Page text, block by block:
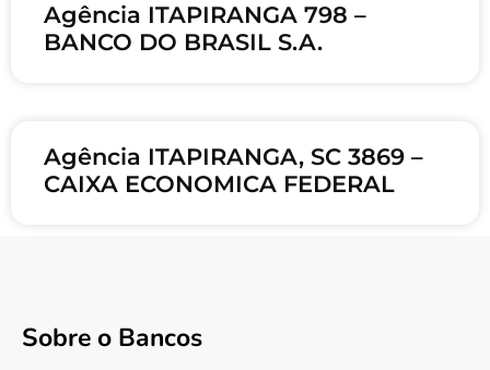
Agência ITAPIRANGA 798 –
BANCO DO BRASIL S.A.
Agência ITAPIRANGA, SC 3869 –
CAIXA ECONOMICA FEDERAL
Sobre o Bancos